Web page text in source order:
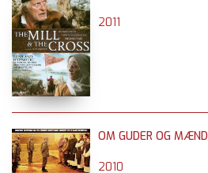
2011
OM GUDER OG MÆND
2010